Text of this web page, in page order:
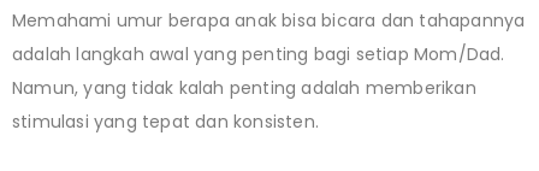
Memahami umur berapa anak bisa bicara dan tahapannya
adalah langkah awal yang penting bagi setiap Mom/Dad.
Namun, yang tidak kalah penting adalah memberikan
stimulasi yang tepat dan konsisten.